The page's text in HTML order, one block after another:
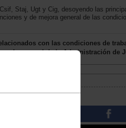
Staj, Ugt y Cig, desoyendo las
y de mejora general de las
con las condiciones de
el personal de la Administración de